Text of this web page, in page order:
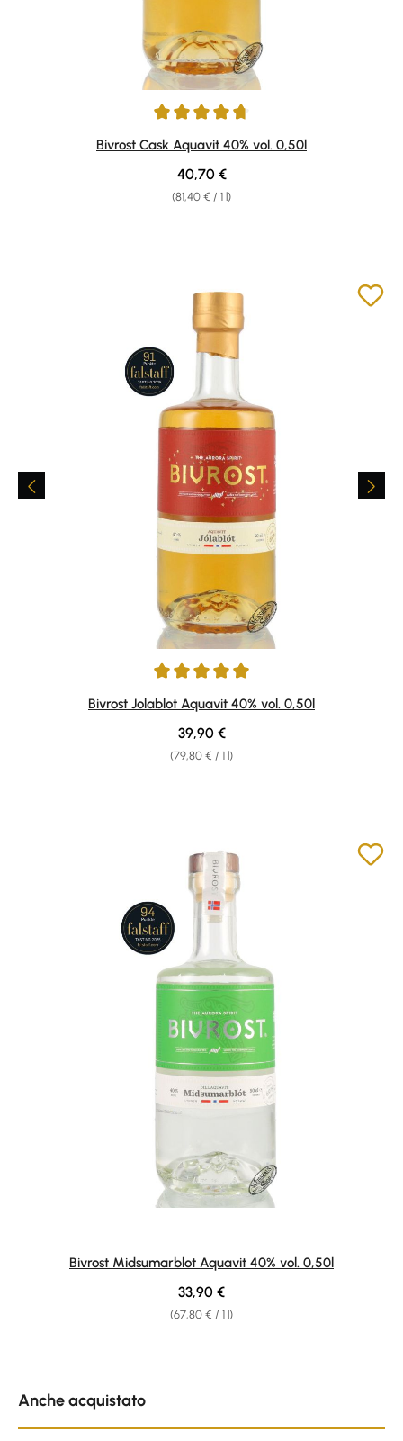
Average rating of 4.67 out of 5 stars
Bivrost Cask Aquavit 40% vol. 0,50l
(81,40 € / 1 l)
Regular price:
40,70 €
Average rating of 5 out of 5 stars
Bivrost Jolablot Aquavit 40% vol. 0,50l
(79,80 € / 1 l)
Regular price:
39,90 €
Bivrost Midsumarblot Aquavit 40% vol. 0,50l
(67,80 € / 1 l)
Regular price:
33,90 €
Anche acquistato